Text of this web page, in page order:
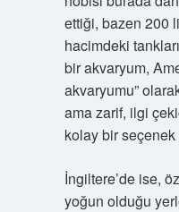
ettiği, bazen 200
hacimdeki
bir akvaryum,
akvaryumu”
ama zarif, ilgi
kolay bir
İngiltere’de ise,
yoğun olduğu